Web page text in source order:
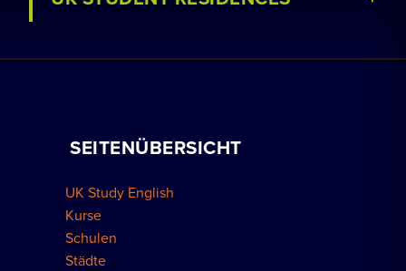
Kurse anzeigen
Schulen anzeigen
Eine Gastfamilie buchen
Gruppenbuchungen
So buchen Sie
Wohnungen in London
SEITENÜBERSICHT
UK Study English
Kurse
Schulen
Städte